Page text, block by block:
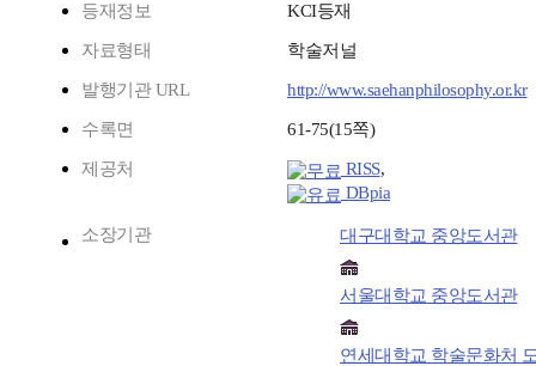
등재정보 KCI등재
자료형태 학술저널
발행기관 URL http://www.saehanphilosophy.or.kr
수록면 61-75(15쪽)
제공처 RISS,
DBpia
소장기관 대구대학교 중앙도서관
서울대학교 중앙도서관
연세대학교 학술문화처